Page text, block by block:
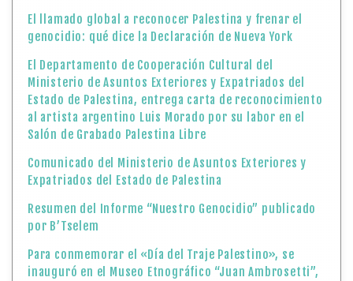
El llamado global a reconocer Palestina y frenar el
genocidio: qué dice la Declaración de Nueva York
El Departamento de Cooperación Cultural del
Ministerio de Asuntos Exteriores y Expatriados del
Estado de Palestina, entrega carta de reconocimiento
al artista argentino Luis Morado por su labor en el
Salón de Grabado Palestina Libre
Comunicado del Ministerio de Asuntos Exteriores y
Expatriados del Estado de Palestina
Resumen del Informe “Nuestro Genocidio” publicado
por B’Tselem
Para conmemorar el «Día del Traje Palestino», se
inauguró en el Museo Etnográfico “Juan Ambrosetti”,